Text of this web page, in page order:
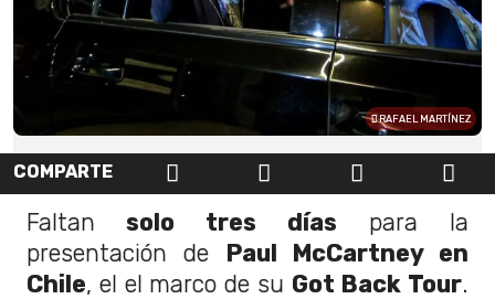
RAFAEL MARTÍNEZ
COMPARTE
Faltan solo tres días para la
presentación de Paul McCartney en
Chile, el el marco de su Got Back Tour.